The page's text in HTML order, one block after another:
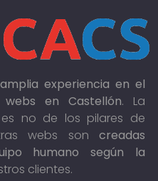
amplia experiencia en el
webs en Castellón. La
no de los pilares de
webs son creadas
humano según la
clientes.